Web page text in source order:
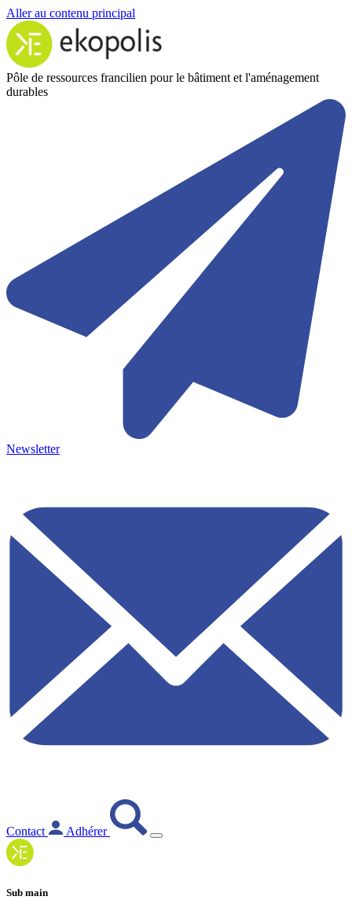
Aller au contenu principal
Pôle de ressources francilien pour le bâtiment et l'aménagement
durables
Newsletter
Contact Adhérer
Sub main